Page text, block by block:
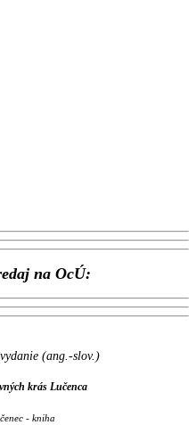
na OcÚ:
(ang.-slov.)
krás Lučenca